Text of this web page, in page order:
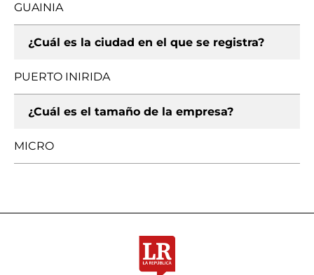
GUAINIA
¿Cuál es la ciudad en el que se registra?
PUERTO INIRIDA
¿Cuál es el tamaño de la empresa?
MICRO